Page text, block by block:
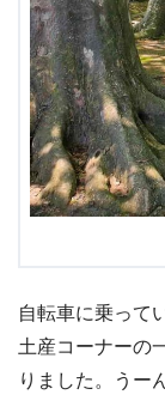
自転車に乗って
土産コーナーの
りました。うー